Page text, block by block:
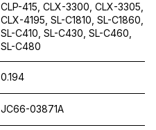
CLP-415, CLX-3300, CLX-3305,
CLX-4195, SL-C1810, SL-C1860,
SL-C410, SL-C430, SL-C460,
SL-C480
0.194
JC66-03871A